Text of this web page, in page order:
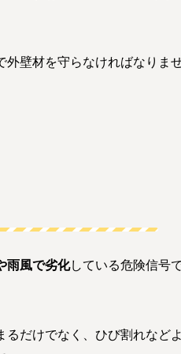
外壁材を守らなければなりま
雨風で劣化している危険信号
だけでなく、ひび割れなど